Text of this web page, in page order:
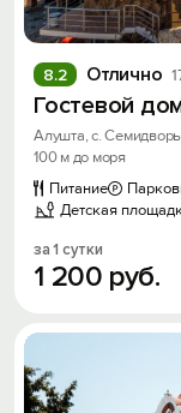
Отлично
8.2
Гостевой
Алушта, с.
100 м до моря
Питание
Детская
за 1 сутки
1 200 руб.